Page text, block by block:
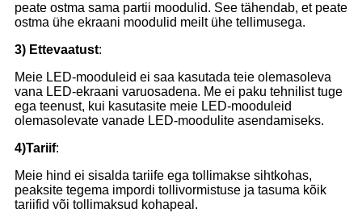
peate ostma sama partii moodulid. See tähendab, et peate
ostma ühe ekraani moodulid meilt ühe tellimusega.
3) Ettevaatust:
Meie LED-mooduleid ei saa kasutada teie olemasoleva
vana LED-ekraani varuosadena. Me ei paku tehnilist tuge
ega teenust, kui kasutasite meie LED-mooduleid
olemasolevate vanade LED-moodulite asendamiseks.
4)Tariif:
Meie hind ei sisalda tariife ega tollimakse sihtkohas,
peaksite tegema impordi tollivormistuse ja tasuma kõik
tariifid või tollimaksud kohapeal.